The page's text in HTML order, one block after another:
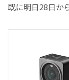
既に明日28日か